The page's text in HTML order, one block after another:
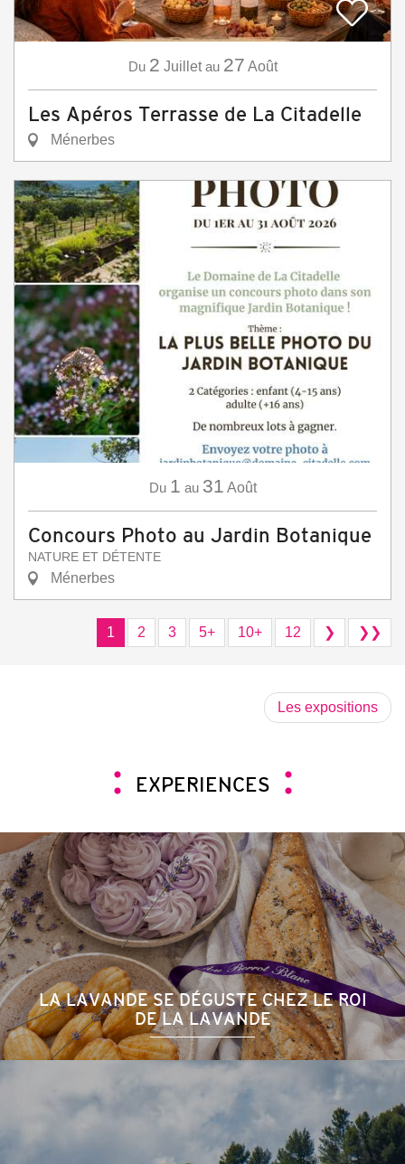
Du 2 Juillet au 27 Août
Les Apéros Terrasse de La Citadelle
Ménerbes
Du 1 au 31 Août
Concours Photo au Jardin Botanique
NATURE ET DÉTENTE
Ménerbes
1 2 3 5+ 10+ 12 ❯ ❯❯
Les expositions
EXPERIENCES
LA LAVANDE SE DÉGUSTE CHEZ LE ROI
DE LA LAVANDE